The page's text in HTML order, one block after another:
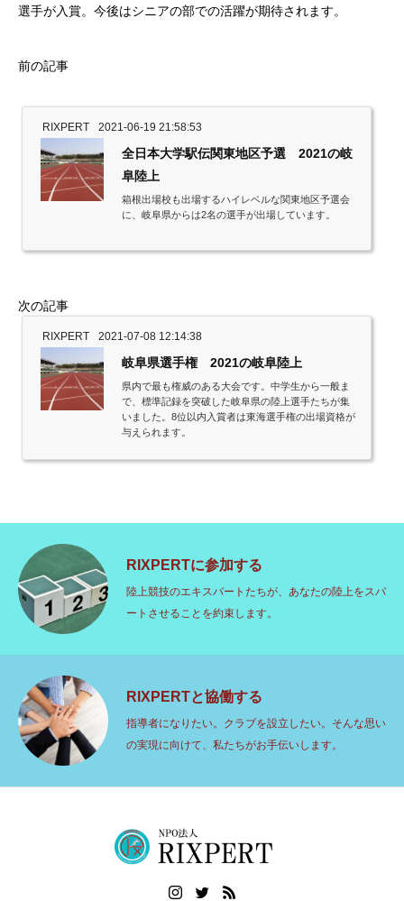
選手が入賞。今後はシニアの部での活躍が期待されます。
前の記事
RIXPERT 2021-06-19 21:58:53
全日本大学駅伝関東地区予選 2021の岐
阜陸上
箱根出場校も出場するハイレベルな関東地区予選会
に、岐阜県からは2名の選手が出場しています。
次の記事
RIXPERT 2021-07-08 12:14:38
岐阜県選手権 2021の岐阜陸上
県内で最も権威のある大会です。中学生から一般ま
で、標準記録を突破した岐阜県の陸上選手たちが集
いました。8位以内入賞者は東海選手権の出場資格が
与えられます。
RIXPERTに参加する
陸上競技のエキスパートたちが、あなたの陸上をスパ
ートさせることを約束します。
RIXPERTと協働する
指導者になりたい。クラブを設立したい。そんな思い
の実現に向けて、私たちがお手伝いします。